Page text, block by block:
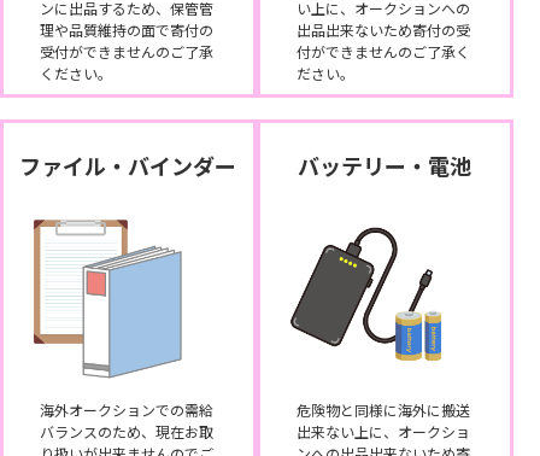
ンに出品するため、保管管
理や品質維持の面で寄付の
受付ができませんのご了承
ください。
い上に、オークションへの
出品出来ないため寄付の受
付ができませんのご了承く
ださい。
ファイル・バインダー
海外オークションでの需給
バランスのため、現在お取
バッテリー・電池
危険物と同様に海外に搬送
出来ない上に、オークショ